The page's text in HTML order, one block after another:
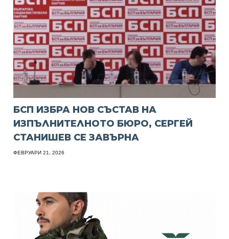
БСП ИЗБРА НОВ СЪСТАВ НА
ИЗПЪЛНИТЕЛНОТО БЮРО, СЕРГЕЙ
СТАНИШЕВ СЕ ЗАВЪРНА
ФЕВРУАРИ 21, 2026